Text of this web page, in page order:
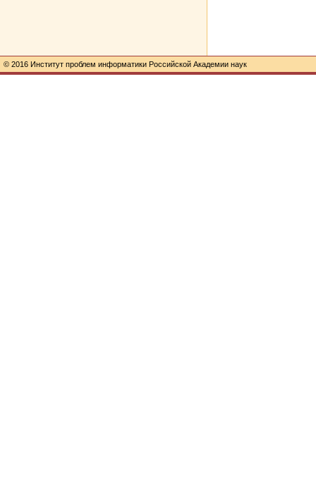
© 2016 Институт проблем информатики Российской Академии наук